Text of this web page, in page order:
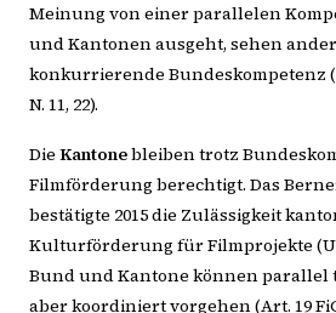
Meinung von einer parallelen
und Kantonen ausgeht, sehen
konkurrierende Bundeskompetenz
N. 11, 22).
Die Kantonebleiben trotz
Filmförderung berechtigt. Das
bestätigte 2015 die Zulässigkeit
Kulturförderung für Filmprojekte
Bund und Kantone können parallel
aber koordiniert vorgehen (Art. 19